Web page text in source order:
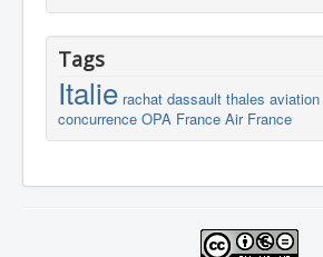
Tags
Italie rachat dassault thales aviation
concurrence OPA France Air France